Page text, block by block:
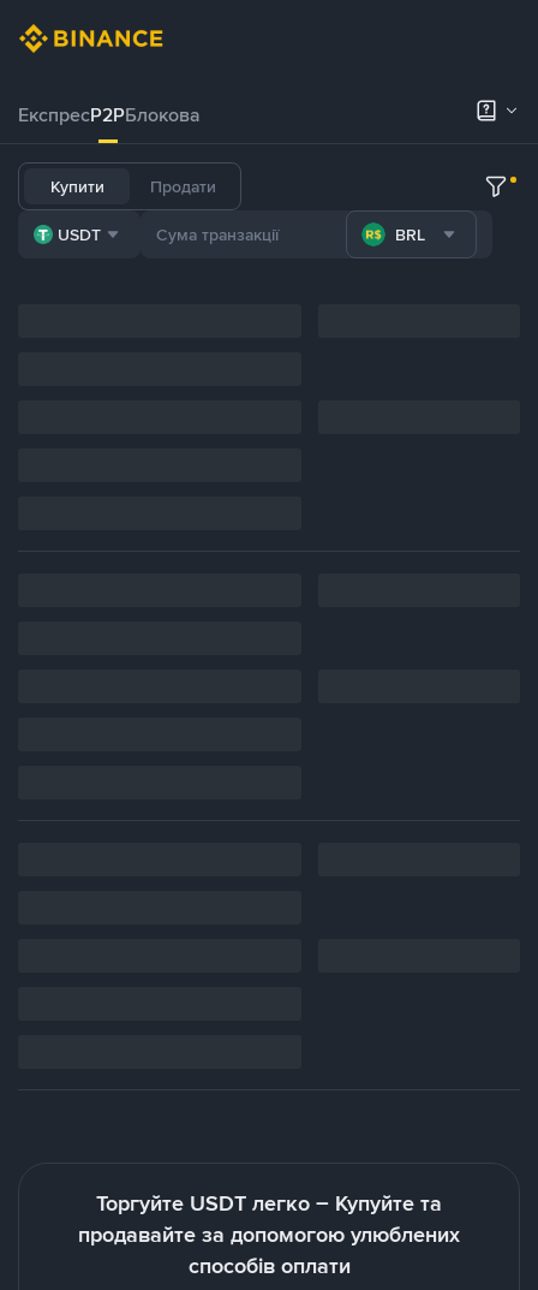
ЕкспресP2PБлокова
Купити Продати
USDT BRL
Торгуйте USDT легко – Купуйте та
продавайте за допомогою улюблених
способів оплати